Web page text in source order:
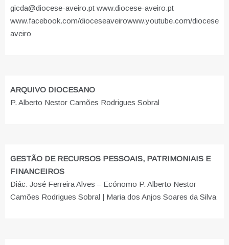
gicda@diocese-aveiro.pt www.diocese-aveiro.pt
www.facebook.com/dioceseaveirowww.youtube.com/diocese
aveiro
ARQUIVO DIOCESANO
P. Alberto Nestor Camões Rodrigues Sobral
GESTÃO DE RECURSOS PESSOAIS, PATRIMONIAIS E
FINANCEIROS
Diác. José Ferreira Alves – Ecónomo P. Alberto Nestor
Camões Rodrigues Sobral | Maria dos Anjos Soares da Silva